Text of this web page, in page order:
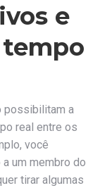
e
possibilitam a
real entre os
você
a um membro do
tirar algumas